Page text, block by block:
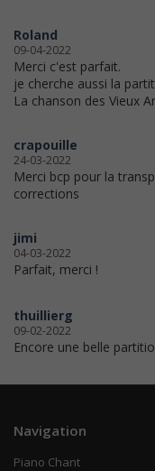
Roland
09-04-2022
Merci c'est parfait.
je cherche aussi la
La chanson des Vieux
crapouille
24-03-2022
Merci bcp pour la
corrections
jimi
04-03-2022
Parfait, merci !
thuillierg
09-02-2022
Encore une belle
Navigation
Piano Chant